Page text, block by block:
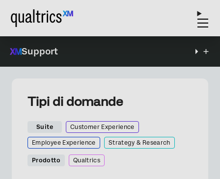
Support
Tipi di domande
Suite Customer Experience
Employee Experience Strategy & Research
Prodotto Qualtrics